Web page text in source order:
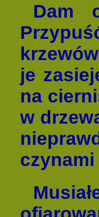
Dam
je
na
w